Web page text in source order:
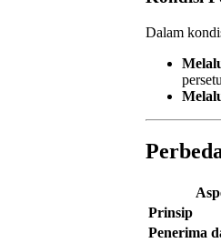
Dalam
Prinsip
Penerima